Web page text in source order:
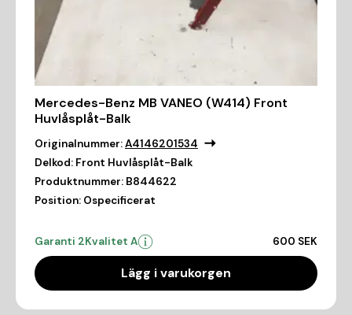
Mercedes-Benz MB VANEO (W414) Front
Huvlåsplåt-Balk
Originalnummer:A4146201534
Delkod: Front Huvlåsplåt-Balk
Produktnummer: B844622
Position: Ospecificerat
Garanti 2Kvalitet A 600 SEK
Lägg i varukorgen